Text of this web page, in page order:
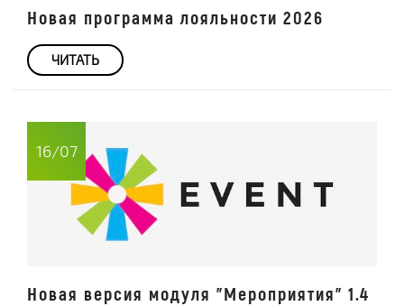
Новая программа лояльности 2026
ЧИТАТЬ
16/07
Новая версия модуля "Мероприятия" 1.4